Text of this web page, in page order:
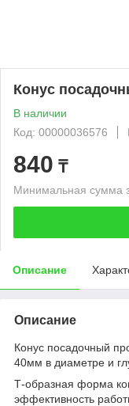
Конус
В наличии
Код: 00000036576
840 ₸
Минимальная сумма
Описание
Описание
Конус посадочный
40мм в диаметре и
Т-образная форма
эффективность